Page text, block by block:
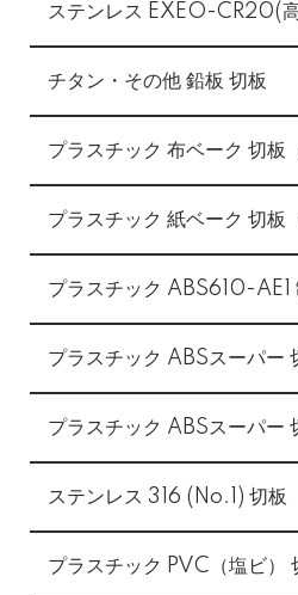
ステンレス EXEO-CR20(
チタン・その他 鉛板 切板
プラスチック 布ベーク 切板
プラスチック 紙ベーク 切板
プラスチック ABS610-AE1
プラスチック ABSスーパー
プラスチック ABSスーパー
ステンレス 316 (No.1) 切板
プラスチック PVC（塩ビ）